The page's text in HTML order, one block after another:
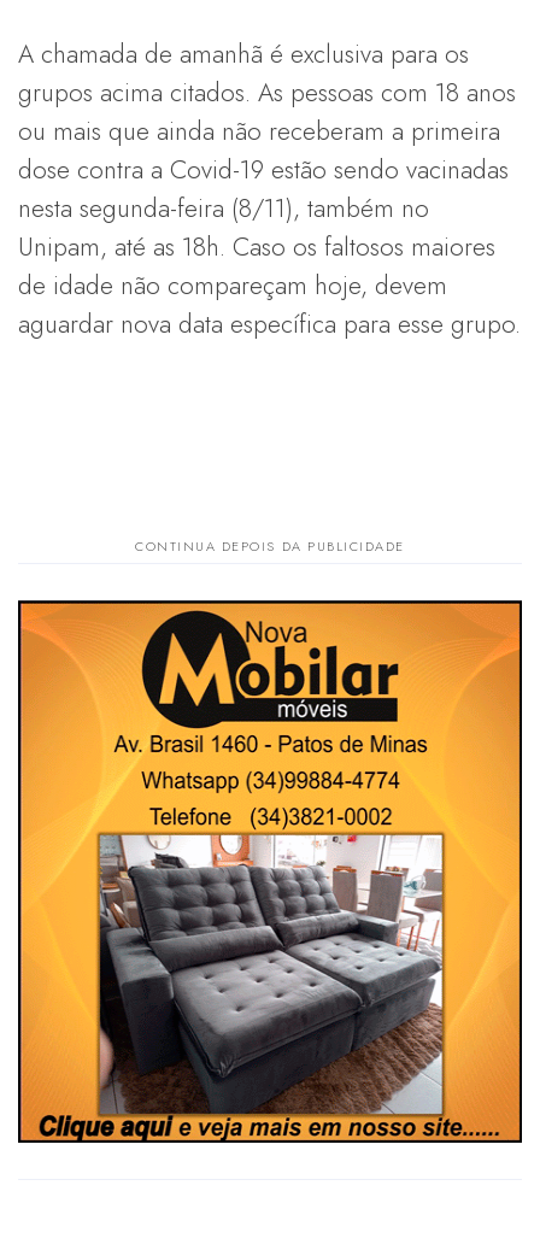
A chamada de amanhã é exclusiva para os
grupos acima citados. As pessoas com 18 anos
ou mais que ainda não receberam a primeira
dose contra a Covid-19 estão sendo vacinadas
nesta segunda-feira (8/11), também no
Unipam, até as 18h. Caso os faltosos maiores
de idade não compareçam hoje, devem
aguardar nova data específica para esse grupo.